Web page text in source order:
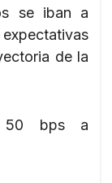
se iban a
de la
50 bps a